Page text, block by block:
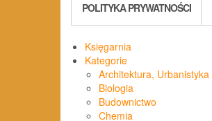
POLITYKA PRYWATNOŚCI
Księgarnia
Kategorie
Architektura, Urbanistyka
Biologia
Budownictwo
Chemia